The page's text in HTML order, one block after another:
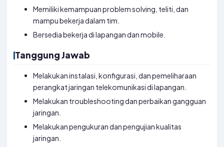
Memiliki kemampuan problem solving, teliti, dan
mampu bekerja dalam tim.
Bersedia bekerja di lapangan dan mobile.
Tanggung Jawab
Melakukan instalasi, konfigurasi, dan pemeliharaan
perangkat jaringan telekomunikasi di lapangan.
Melakukan troubleshooting dan perbaikan gangguan
jaringan.
Melakukan pengukuran dan pengujian kualitas
jaringan.